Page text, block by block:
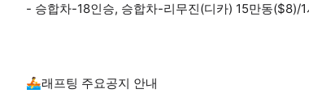
- 승합차-18인승, 승합차-리무진(디카) 15만동($8)/
🚣래프팅 주요공지 안내